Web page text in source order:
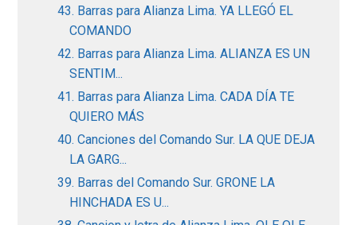
43. Barras para Alianza Lima. YA LLEGÓ EL
COMANDO
42. Barras para Alianza Lima. ALIANZA ES UN
SENTIM...
41. Barras para Alianza Lima. CADA DÍA TE
QUIERO MÁS
40. Canciones del Comando Sur. LA QUE DEJA
LA GARG...
39. Barras del Comando Sur. GRONE LA
HINCHADA ES U...